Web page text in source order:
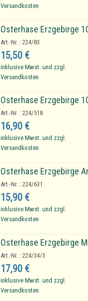
Versandkosten
Osterhase Erzgebirge
Art.-Nr. : 224/83
15,50 €
inklusive Mwst. und zzgl.
Versandkosten
Osterhase Erzgebirge
Art.-Nr. : 224/518
16,90 €
inklusive Mwst. und zzgl.
Versandkosten
Osterhase Erzgebirge
Art.-Nr. : 224/631
15,90 €
inklusive Mwst. und zzgl.
Versandkosten
Osterhase Erzgebirge
Art.-Nr. : 224/34/3
17,90 €
inklusive Mwst. und zzgl.
Versandkosten